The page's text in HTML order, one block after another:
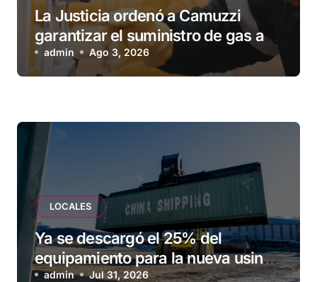
La Justicia ordenó a Camuzzi
garantizar el suministro de gas a
una familia de Tolhuin
admin Ago 3, 2026
LOCALES
Ya se descargó el 25% del
equipamiento para la nueva usina
de Ushuaia
admin Jul 31, 2026